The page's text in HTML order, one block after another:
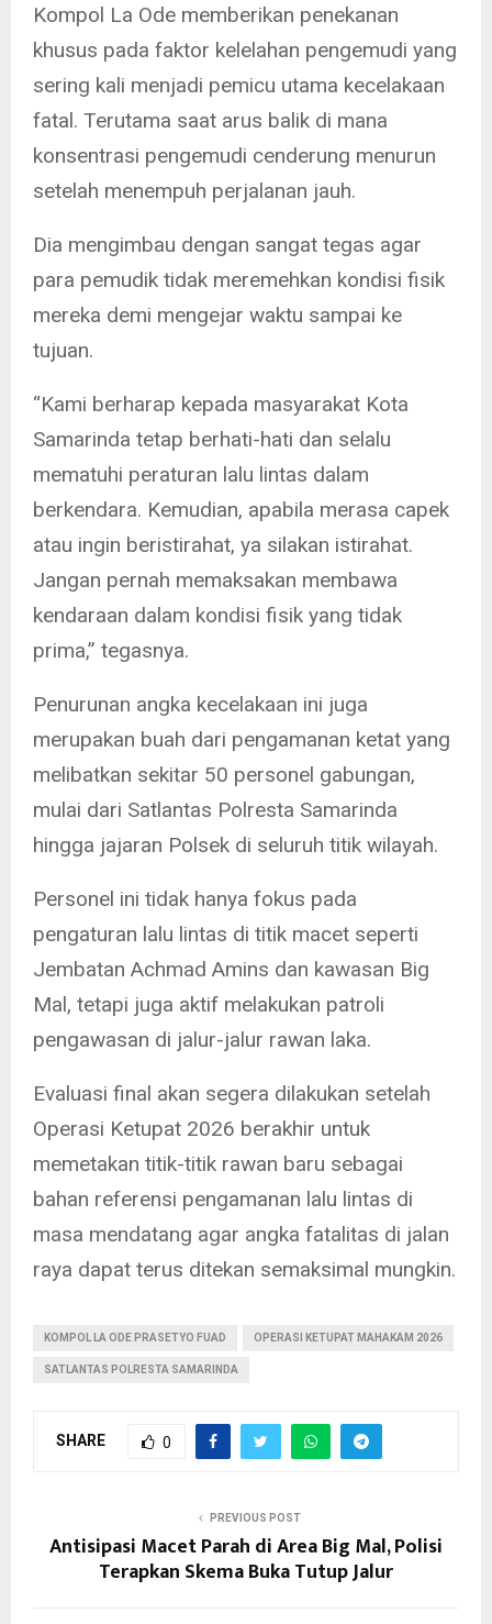
Kompol La Ode memberikan penekanan
khusus pada faktor kelelahan pengemudi yang
sering kali menjadi pemicu utama kecelakaan
fatal. Terutama saat arus balik di mana
konsentrasi pengemudi cenderung menurun
setelah menempuh perjalanan jauh.
Dia mengimbau dengan sangat tegas agar
para pemudik tidak meremehkan kondisi fisik
mereka demi mengejar waktu sampai ke
tujuan.
“Kami berharap kepada masyarakat Kota
Samarinda tetap berhati-hati dan selalu
mematuhi peraturan lalu lintas dalam
berkendara. Kemudian, apabila merasa capek
atau ingin beristirahat, ya silakan istirahat.
Jangan pernah memaksakan membawa
kendaraan dalam kondisi fisik yang tidak
prima,” tegasnya.
Penurunan angka kecelakaan ini juga
merupakan buah dari pengamanan ketat yang
melibatkan sekitar 50 personel gabungan,
mulai dari Satlantas Polresta Samarinda
hingga jajaran Polsek di seluruh titik wilayah.
Personel ini tidak hanya fokus pada
pengaturan lalu lintas di titik macet seperti
Jembatan Achmad Amins dan kawasan Big
Mal, tetapi juga aktif melakukan patroli
pengawasan di jalur-jalur rawan laka.
Evaluasi final akan segera dilakukan setelah
Operasi Ketupat 2026 berakhir untuk
memetakan titik-titik rawan baru sebagai
bahan referensi pengamanan lalu lintas di
masa mendatang agar angka fatalitas di jalan
raya dapat terus ditekan semaksimal mungkin.
KOMPOL LA ODE PRASETYO FUAD OPERASI KETUPAT MAHAKAM 2026
SATLANTAS POLRESTA SAMARINDA
SHARE 0
PREVIOUS POST
Antisipasi Macet Parah di Area Big Mal, Polisi
Terapkan Skema Buka Tutup Jalur